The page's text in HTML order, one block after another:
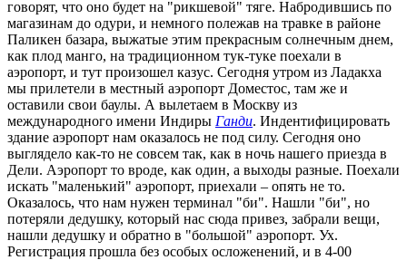
говорят, что оно будет на "рикшевой" тяге. Набродившись по
магазинам до одури, и немного полежав на травке в районе
Паликен базара, выжатые этим прекрасным солнечным днем,
как плод манго, на традиционном тук-туке поехали в
аэропорт, и тут произошел казус. Сегодня утром из Ладакха
мы прилетели в местный аэропорт Доместос, там же и
оставили свои баулы. А вылетаем в Москву из
международного имени Индиры Ганди. Индентифицировать
здание аэропорт нам оказалось не под силу. Сегодня оно
выглядело как-то не совсем так, как в ночь нашего приезда в
Дели. Аэропорт то вроде, как один, а выходы разные. Поехали
искать "маленький" аэропорт, приехали – опять не то.
Оказалось, что нам нужен терминал "би". Нашли "би", но
потеряли дедушку, который нас сюда привез, забрали вещи,
нашли дедушку и обратно в "большой" аэропорт. Ух.
Регистрация прошла без особых осложенений, и в 4-00